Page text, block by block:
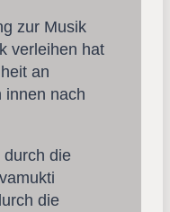
zur Musik
verleihen hat
an
innen nach
durch die
die